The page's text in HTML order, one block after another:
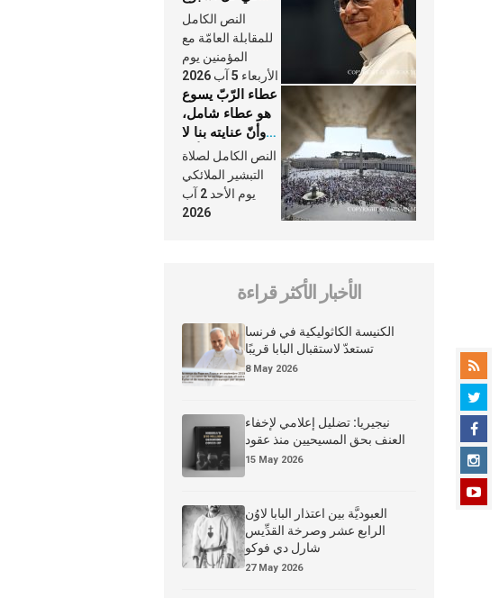
وكلّ يوم، هما
النَّفَس في حياة
الكنيسة
النص الكامل
للمقابلة العامّة مع
المؤمنين يوم
الأربعاء 5 آب 2026
عطاء الرّبّ يسوع
هو عطاء شامل،
وأنّ عنايته بنا لا
تغيب عنّا أبدًا
النص الكامل لصلاة
التبشير الملائكي
يوم الأحد 2 آب
2026
الأخبار الأكثر قراءة
الكنيسة الكاثوليكية في فرنسا
تستعدّ لاستقبال البابا قريبًا
8 May 2026
نيجيريا: تضليل إعلامي لإخفاء
العنف بحق المسيحيين منذ عقود
15 May 2026
العبوديَّة بين اعتذار البابا لاوُن
الرابع عشر وصرخة القدِّيس
شارل دي فوكو
27 May 2026